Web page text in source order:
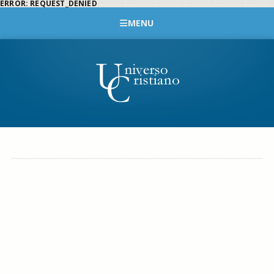
ERROR: REQUEST_DENIED
MENU